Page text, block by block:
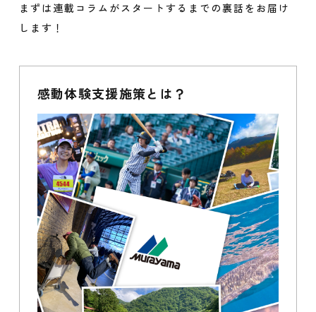
まずは連載コラムがスタートするまでの裏話をお届け
します！
感動体験支援施策とは？